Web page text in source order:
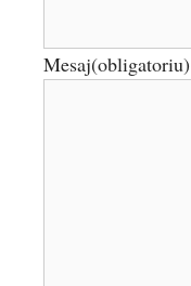
Mesaj(obligatoriu)